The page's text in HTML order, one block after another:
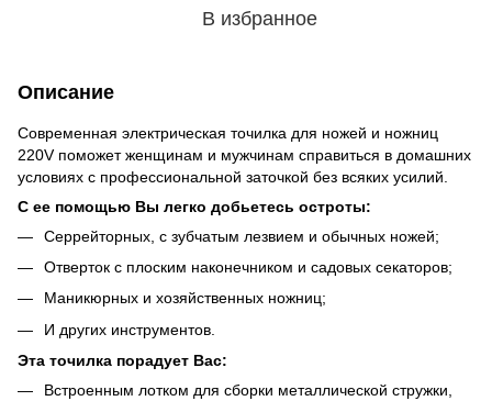
В избранное
Описание
Современная электрическая точилка для ножей и ножниц
220V поможет женщинам и мужчинам справиться в домашних
условиях с профессиональной заточкой без всяких усилий.
С ее помощью Вы легко добьетесь остроты:
Серрейторных, с зубчатым лезвием и обычных ножей;
Отверток с плоским наконечником и садовых секаторов;
Маникюрных и хозяйственных ножниц;
И других инструментов.
Эта точилка порадует Вас:
Встроенным лотком для сборки металлической стружки,